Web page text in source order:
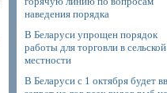
наведения порядка
В Беларуси упрощен порядок
работы для торговли в сельской
местности
В Беларуси с 1 октября будет